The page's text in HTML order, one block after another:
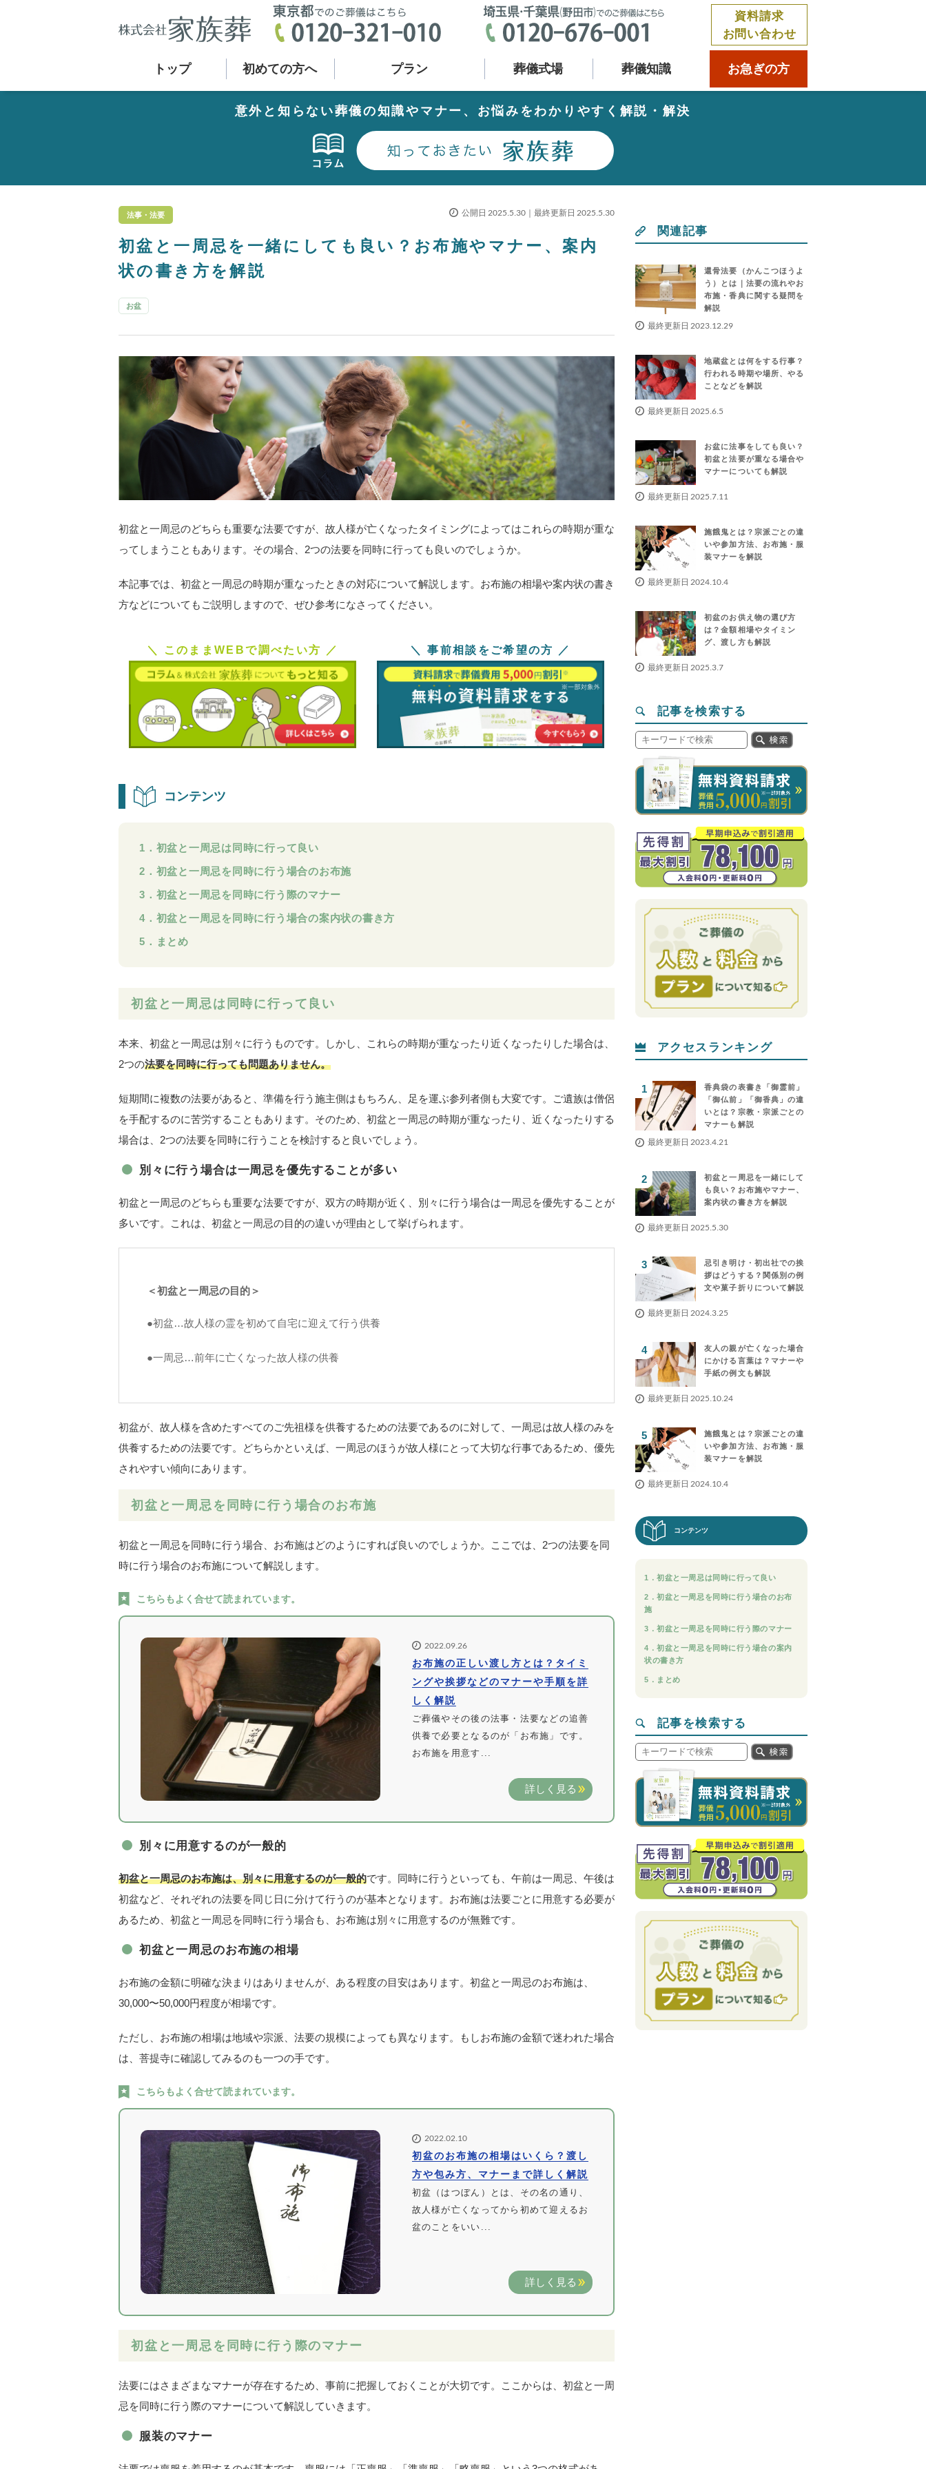
資料請求
お問い合わせ
トップ 初めての方へ プラン 葬儀式場 葬儀知識 お急ぎの方
意外と知らない葬儀の知識やマナー、お悩みをわかりやすく解説・解決
法事・法要 公開日 2025.5.30｜最終更新日 2025.5.30
初盆と一周忌を一緒にしても良い？お布施やマナー、案内
状の書き方を解説
お盆
初盆と一周忌のどちらも重要な法要ですが、故人様が亡くなったタイミングによってはこれらの時期が重な
ってしまうこともあります。その場合、2つの法要を同時に行っても良いのでしょうか。
本記事では、初盆と一周忌の時期が重なったときの対応について解説します。お布施の相場や案内状の書き
方などについてもご説明しますので、ぜひ参考になさってください。
＼ このままWEBで調べたい方 ／ ＼ 事前相談をご希望の方 ／
コンテンツ
1．初盆と一周忌は同時に行って良い
2．初盆と一周忌を同時に行う場合のお布施
3．初盆と一周忌を同時に行う際のマナー
4．初盆と一周忌を同時に行う場合の案内状の書き方
5．まとめ
初盆と一周忌は同時に行って良い
本来、初盆と一周忌は別々に行うものです。しかし、これらの時期が重なったり近くなったりした場合は、
2つの法要を同時に行っても問題ありません。
短期間に複数の法要があると、準備を行う施主側はもちろん、足を運ぶ参列者側も大変です。ご遺族は僧侶
を手配するのに苦労することもあります。そのため、初盆と一周忌の時期が重なったり、近くなったりする
場合は、2つの法要を同時に行うことを検討すると良いでしょう。
別々に行う場合は一周忌を優先することが多い
初盆と一周忌のどちらも重要な法要ですが、双方の時期が近く、別々に行う場合は一周忌を優先することが
多いです。これは、初盆と一周忌の目的の違いが理由として挙げられます。
＜初盆と一周忌の目的＞
●初盆…故人様の霊を初めて自宅に迎えて行う供養
●一周忌…前年に亡くなった故人様の供養
初盆が、故人様を含めたすべてのご先祖様を供養するための法要であるのに対して、一周忌は故人様のみを
供養するための法要です。どちらかといえば、一周忌のほうが故人様にとって大切な行事であるため、優先
されやすい傾向にあります。
初盆と一周忌を同時に行う場合のお布施
初盆と一周忌を同時に行う場合、お布施はどのようにすれば良いのでしょうか。ここでは、2つの法要を同
時に行う場合のお布施について解説します。
こちらもよく合せて読まれています。
2022.09.26
お布施の正しい渡し方とは？タイミ
ングや挨拶などのマナーや手順を詳
しく解説
ご葬儀やその後の法事・法要などの追善
供養で必要となるのが「お布施」です。
お布施を用意す...
詳しく見る
別々に用意するのが一般的
初盆と一周忌のお布施は、別々に用意するのが一般的です。同時に行うといっても、午前は一周忌、午後は
初盆など、それぞれの法要を同じ日に分けて行うのが基本となります。お布施は法要ごとに用意する必要が
あるため、初盆と一周忌を同時に行う場合も、お布施は別々に用意するのが無難です。
初盆と一周忌のお布施の相場
お布施の金額に明確な決まりはありませんが、ある程度の目安はあります。初盆と一周忌のお布施は、
30,000〜50,000円程度が相場です。
ただし、お布施の相場は地域や宗派、法要の規模によっても異なります。もしお布施の金額で迷われた場合
は、菩提寺に確認してみるのも一つの手です。
こちらもよく合せて読まれています。
2022.02.10
初盆のお布施の相場はいくら？渡し
方や包み方、マナーまで詳しく解説
初盆（はつぼん）とは、その名の通り、
故人様が亡くなってから初めて迎えるお
盆のことをいい...
詳しく見る
初盆と一周忌を同時に行う際のマナー
法要にはさまざまなマナーが存在するため、事前に把握しておくことが大切です。ここからは、初盆と一周
忌を同時に行う際のマナーについて解説していきます。
服装のマナー
関連記事
還骨法要（かんこつほうよ
う）とは｜法要の流れやお
布施・香典に関する疑問を
解説
最終更新日 2023.12.29
地蔵盆とは何をする行事？
行われる時期や場所、やる
ことなどを解説
最終更新日 2025.6.5
お盆に法事をしても良い？
初盆と法要が重なる場合や
マナーについても解説
最終更新日 2025.7.11
施餓鬼とは？宗派ごとの違
いや参加方法、お布施・服
装マナーを解説
最終更新日 2024.10.4
初盆のお供え物の選び方
は？金額相場やタイミン
グ、渡し方も解説
最終更新日 2025.3.7
記事を検索する
アクセスランキング
香典袋の表書き「御霊前」
「御仏前」「御香典」の違
いとは？宗教・宗派ごとの
マナーも解説
最終更新日 2023.4.21
初盆と一周忌を一緒にして
も良い？お布施やマナー、
案内状の書き方を解説
最終更新日 2025.5.30
忌引き明け・初出社での挨
拶はどうする？関係別の例
文や菓子折りについて解説
最終更新日 2024.3.25
友人の親が亡くなった場合
にかける言葉は？マナーや
手紙の例文も解説
最終更新日 2025.10.24
施餓鬼とは？宗派ごとの違
いや参加方法、お布施・服
装マナーを解説
最終更新日 2024.10.4
コンテンツ
1．初盆と一周忌は同時に行って良い
2．初盆と一周忌を同時に行う場合のお布
施
3．初盆と一周忌を同時に行う際のマナー
4．初盆と一周忌を同時に行う場合の案内
状の書き方
5．まとめ
記事を検索する